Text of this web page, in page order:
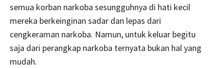
semua korban narkoba sesungguhnya di hati kecil
mereka berkeinginan sadar dan lepas dari
cengkeraman narkoba. Namun, untuk keluar begitu
saja dari perangkap narkoba ternyata bukan hal yang
mudah.